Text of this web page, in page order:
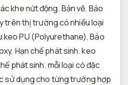
khe nứt động.Bản vẽ. Bảo
trên thị trường có nhiều loại
keo PU (Polyurethane),Bảo
Hạn chế phát sinh.keo
phát sinh.mỗi loại có đặc
sử dụng cho từng trường hợp